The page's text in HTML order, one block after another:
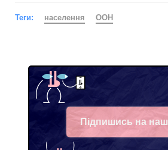
Теги: населення ООН
Підпишись на наш
Telegram